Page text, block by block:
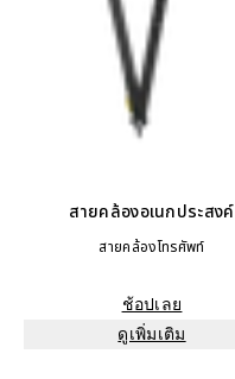
สายคล้องอเนกประสงค์
สายคล้องโทรศัพท์
ช้อปเลย
ดูเพิ่มเติม